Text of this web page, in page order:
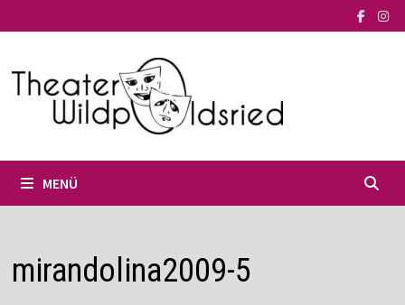
Inhalt
MENÜ
mirandolina2009-5